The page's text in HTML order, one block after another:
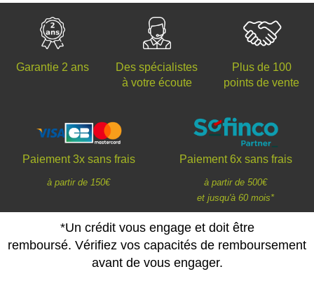
Garantie 2 ans
Des spécialistes
à votre écoute
Plus de 100
points de vente
Paiement 3x sans frais
à partir de 150€
Paiement 6x sans frais
à partir de 500€
et jusqu'à 60 mois*
*Un crédit vous engage et doit être
remboursé. Vérifiez vos capacités de remboursement
avant de vous engager.